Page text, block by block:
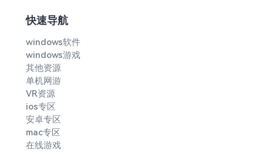
快速导航
windows软件
windows游戏
其他资源
单机网游
VR资源
ios专区
安卓专区
mac专区
在线游戏